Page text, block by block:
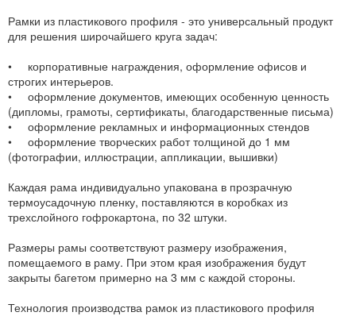
Рамки из пластикового профиля - это универсальный продукт
для решения широчайшего круга задач:
• корпоративные награждения, оформление офисов и
строгих интерьеров.
• оформление документов, имеющих особенную ценность
(дипломы, грамоты, сертификаты, благодарственные письма)
• оформление рекламных и информационных стендов
• оформление творческих работ толщиной до 1 мм
(фотографии, иллюстрации, аппликации, вышивки)
Каждая рама индивидуально упакована в прозрачную
термоусадочную пленку, поставляются в коробках из
трехслойного гофрокартона, по 32 штуки.
Размеры рамы соответствуют размеру изображения,
помещаемого в раму. При этом края изображения будут
закрыты багетом примерно на 3 мм с каждой стороны.
Технология производства рамок из пластикового профиля